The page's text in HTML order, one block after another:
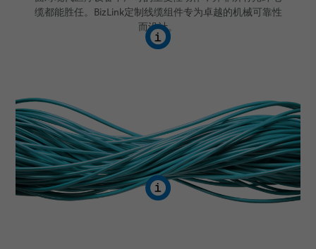
缆都能胜任。BizLink定制线缆组件专为卓越的机械可靠性
而设计。